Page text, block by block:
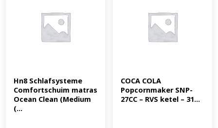
Hn8 Schlafsysteme
Comfortschuim matras
Ocean Clean (Medium
(...
COCA COLA
Popcornmaker SNP-
27CC – RVS ketel – 31...